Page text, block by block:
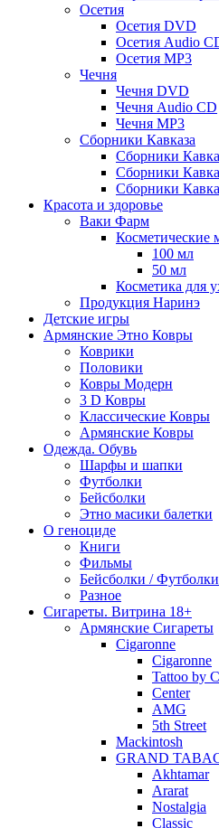
Осетия
Осетия DVD
Осетия Audio
Осетия MP3
Чечня
Чечня DVD
Чечня Audio CD
Чечня MP3
Сборники Кавказа
Сборники
Сборники
Сборники
Красота и здоровье
Ваки Фарм
Косметические
100 мл
50 мл
Косметика для
Продукция Наринэ
Детские игры
Армянские Этно Ковры
Коврики
Половики
Ковры Модерн
3 D Ковры
Классические Ковры
Армянские Ковры
Одежда. Обувь
Шарфы и шапки
Футболки
Бейсболки
Этно масики балетки
О геноциде
Книги
Фильмы
Бейсболки / Футболки
Разное
Сигареты. Витрина 18+
Армянские Сигареты
Cigaronne
Cigaronne
Tattoo by
Center
AMG
5th Street
Mackintosh
GRAND
Akhtamar
Ararat
Nostalgia
Classic